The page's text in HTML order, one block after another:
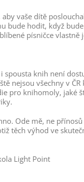
aby vaše dítě
bude hodit, když
písničce vlastně
spousta knih není
nejsou všechny v ČR
pro knihomoly, jaké
Ode mě, ne
těch výhod ve
Light Point